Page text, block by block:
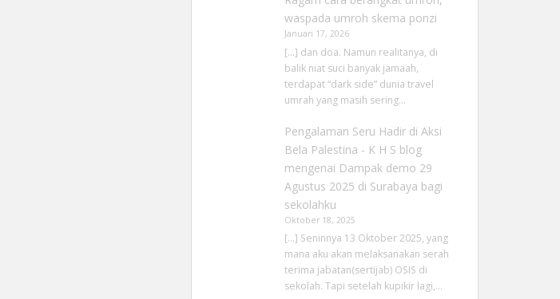
waspada umroh skema ponzi
Januari 17, 2026
[…] dan doa. Namun realitanya, di
balik niat suci banyak jamaah,
terdapat “dark side” dunia travel
umrah yang masih sering…
Pengalaman Seru Hadir di Aksi
Bela Palestina - K H S blog
mengenai Dampak demo 29
Agustus 2025 di Surabaya bagi
sekolahku
Oktober 18, 2025
[…] Seninnya 13 Oktober 2025, yang
mana aku akan melaksanakan serah
terima jabatan(sertijab) OSIS di
sekolah. Tapi setelah kupikir lagi,…